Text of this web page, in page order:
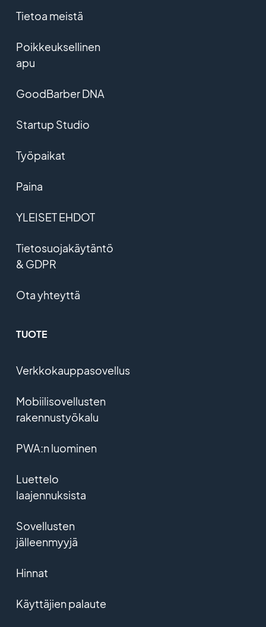
Tietoa meistä
Poikkeuksellinen
apu
GoodBarber DNA
Startup Studio
Työpaikat
Paina
YLEISET EHDOT
Tietosuojakäytäntö
& GDPR
Ota yhteyttä
TUOTE
Verkkokauppasovellus
Mobiilisovellusten
rakennustyökalu
PWA:n luominen
Luettelo
laajennuksista
Sovellusten
jälleenmyyjä
Hinnat
Käyttäjien palaute